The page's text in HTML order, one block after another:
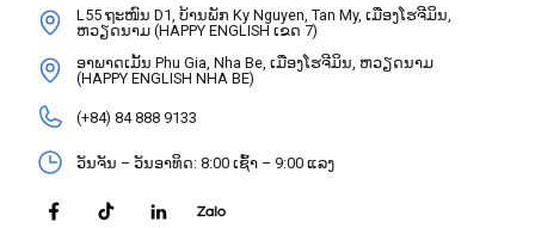
L55 ຖະໜົນ D1, ບ້ານພັກ Ky Nguyen, Tan My, ເມືອງໂຮຈີມິນ,
ຫວຽດນາມ (HAPPY ENGLISH ເຂດ 7)
ອາພາດເມັ້ນ Phu Gia, Nha Be, ເມືອງໂຮຈີມິນ, ຫວຽດນາມ
(HAPPY ENGLISH NHA BE)
(+84) 84 888 9133
ວັນຈັນ – ວັນອາທິດ: 8:00 ເຊົ້າ – 9:00 ແລງ